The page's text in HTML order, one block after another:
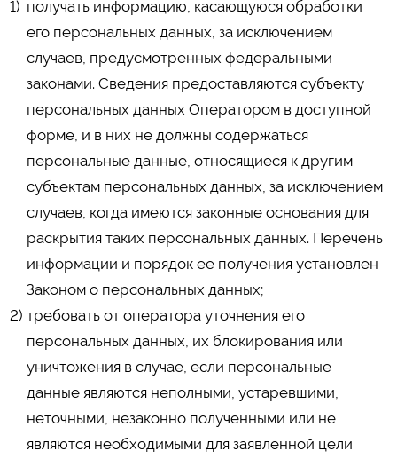
получать информацию, касающуюся обработки
его персональных данных, за исключением
случаев, предусмотренных федеральными
законами. Сведения предоставляются субъекту
персональных данных Оператором в доступной
форме, и в них не должны содержаться
персональные данные, относящиеся к другим
субъектам персональных данных, за исключением
случаев, когда имеются законные основания для
раскрытия таких персональных данных. Перечень
информации и порядок ее получения установлен
Законом о персональных данных;
требовать от оператора уточнения его
персональных данных, их блокирования или
уничтожения в случае, если персональные
данные являются неполными, устаревшими,
неточными, незаконно полученными или не
являются необходимыми для заявленной цели